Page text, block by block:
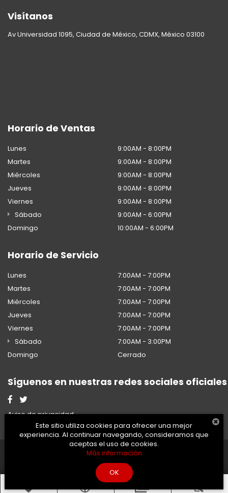
Visítanos
Av Universidad 1095, Ciudad de México, CDMX, México 03100
Horario de Ventas
Lunes
9:00AM - 8:00PM
Martes
9:00AM - 8:00PM
Miércoles
9:00AM - 8:00PM
Jueves
9:00AM - 8:00PM
Viernes
9:00AM - 8:00PM
Sábado
9:00AM - 6:00PM
Domingo
10:00AM - 6:00PM
Horario de Servicio
Lunes
7:00AM - 7:00PM
Martes
7:00AM - 7:00PM
Miércoles
7:00AM - 7:00PM
Jueves
7:00AM - 7:00PM
Viernes
7:00AM - 7:00PM
Sábado
7:00AM - 3:00PM
Domingo
Cerrado
Síguenos en nuestras redes sociales oficiales
Aviso de privacidad
2026 © Honda - Todos los
Desarrollado por
Este sitio utiliza cookies para ofrecer una mejor
experiencia. Al continuar navegando, consideramos que
aceptas el uso de cookies.
Más información
OK